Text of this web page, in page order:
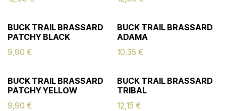
BUCK TRAIL BRASSARD
PATCHY BLACK
9,90 €
BUCK TRAIL BRASSARD
ADAMA
10,35 €
BUCK TRAIL BRASSARD
PATCHY YELLOW
9,90 €
BUCK TRAIL BRASSARD
TRIBAL
12,15 €